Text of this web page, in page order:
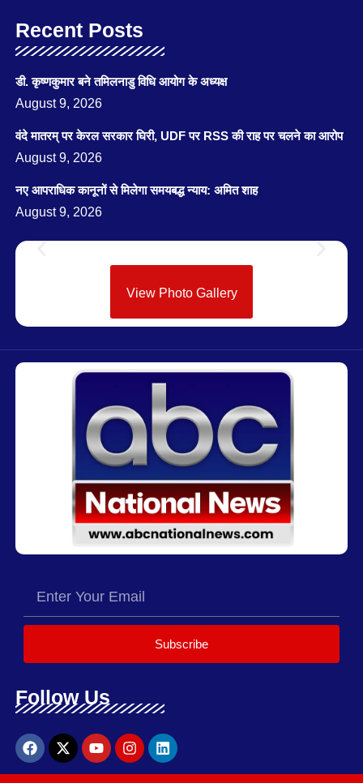
Recent Posts
डी. कृष्णकुमार बने तमिलनाडु विधि आयोग के अध्यक्ष
August 9, 2026
वंदे मातरम् पर केरल सरकार घिरी, UDF पर RSS की राह पर चलने का आरोप
August 9, 2026
नए आपराधिक कानूनों से मिलेगा समयबद्ध न्याय: अमित शाह
August 9, 2026
View Photo Gallery
Subscribe
Follow Us